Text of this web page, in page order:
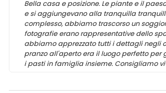
Bella casa e posizione. Le piante e il
e si aggiungevano alla tranquilla
complesso, abbiamo trascorso un
fotografie erano rappresentative dello
abbiamo apprezzato tutti i dettagli negli
pranzo all'aperto era il luogo perfetto per
i pasti in famiglia insieme. Consigliamo